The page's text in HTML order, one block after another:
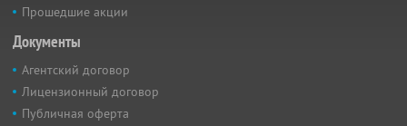
Прошедшие акции
Документы
Агентский договор
Лицензионный договор
Публичная оферта